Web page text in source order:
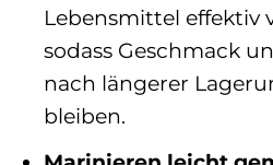
Lebensmittel effektiv
sodass Geschmack
nach längerer
bleiben.